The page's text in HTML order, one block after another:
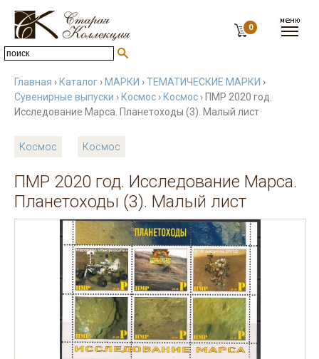
0
Главная › Каталог › МАРКИ ›ТЕМАТИЧЕСКИЕ МАРКИ ›
Сувенирные выпуски › Космос › Космос › ПМР 2020 год.
Исследование Марса. Планетоходы (3). Малый лист
Космос Космос
ПМР 2020 год. Исследование Марса.
Планетоходы (3). Малый лист